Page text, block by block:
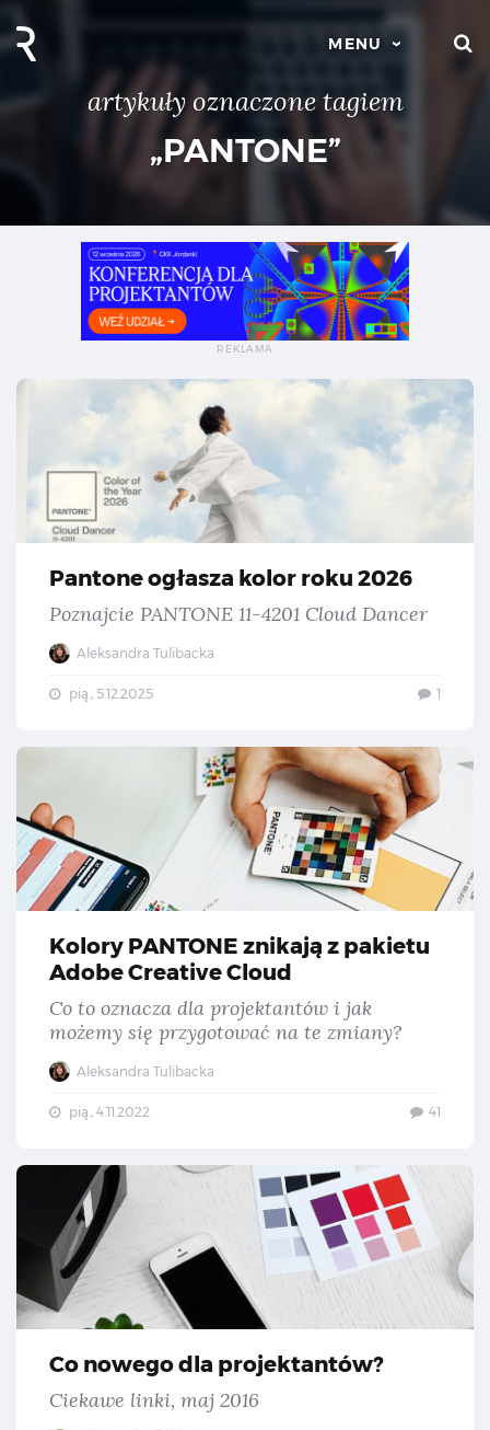
MENU
artykuły oznaczone tagiem
„PANTONE”
Pantone ogłasza kolor roku 2026
Poznajcie PANTONE 11-4201 Cloud Dancer
Aleksandra Tulibacka
pią., 5.12.2025 1
Kolory PANTONE znikają z pakietu
Adobe Creative Cloud
Co to oznacza dla projektantów i jak
możemy się przygotować na te zmiany?
Aleksandra Tulibacka
pią., 4.11.2022 41
Co nowego dla projektantów?
Ciekawe linki, maj 2016